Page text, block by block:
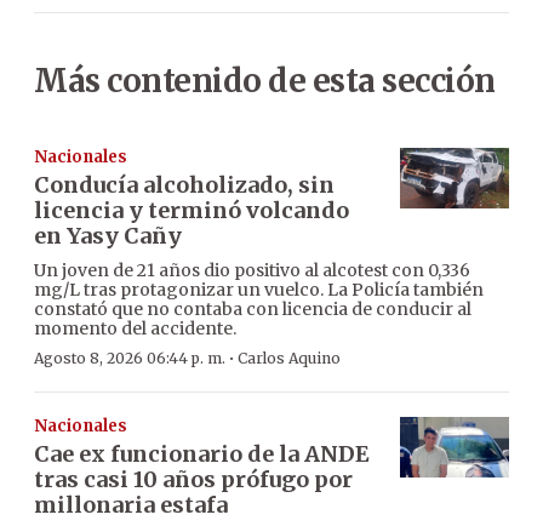
Más contenido de esta sección
Nacionales
Conducía alcoholizado, sin
licencia y terminó volcando
en Yasy Cañy
Un joven de 21 años dio positivo al alcotest con 0,336
mg/L tras protagonizar un vuelco. La Policía también
constató que no contaba con licencia de conducir al
momento del accidente.
Agosto 8, 2026 06:44 p. m. · Carlos Aquino
Nacionales
Cae ex funcionario de la ANDE
tras casi 10 años prófugo por
millonaria estafa